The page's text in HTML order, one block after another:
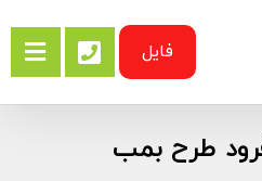
فایل
طرح بمب